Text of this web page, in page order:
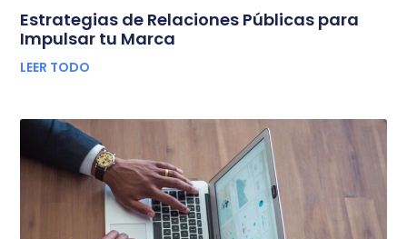
Estrategias de Relaciones Públicas para
Impulsar tu Marca
LEER TODO